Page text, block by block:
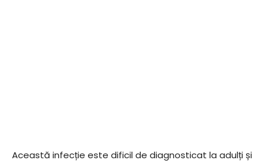
Această infecție este dificil de diagnosticat la adulți și